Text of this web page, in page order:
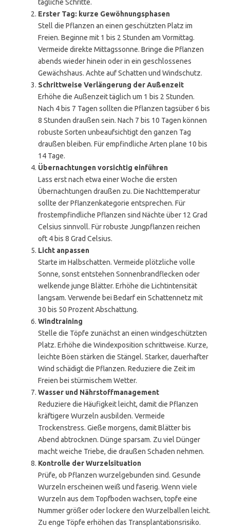
tägliche Schritte.
Erster Tag: kurze Gewöhnungsphasen
Stell die Pflanzen an einen geschützten Platz im
Freien. Beginne mit 1 bis 2 Stunden am Vormittag.
Vermeide direkte Mittagssonne. Bringe die Pflanzen
abends wieder hinein oder in ein geschlossenes
Gewächshaus. Achte auf Schatten und Windschutz.
Schrittweise Verlängerung der Außenzeit
Erhöhe die Außenzeit täglich um 1 bis 2 Stunden.
Nach 4 bis 7 Tagen sollten die Pflanzen tagsüber 6 bis
8 Stunden draußen sein. Nach 7 bis 10 Tagen können
robuste Sorten unbeaufsichtigt den ganzen Tag
draußen bleiben. Für empfindliche Arten plane 10 bis
14 Tage.
Übernachtungen vorsichtig einführen
Lass erst nach etwa einer Woche die ersten
Übernachtungen draußen zu. Die Nachttemperatur
sollte der Pflanzenkategorie entsprechen. Für
frostempfindliche Pflanzen sind Nächte über 12 Grad
Celsius sinnvoll. Für robuste Jungpflanzen reichen
oft 4 bis 8 Grad Celsius.
Licht anpassen
Starte im Halbschatten. Vermeide plötzliche volle
Sonne, sonst entstehen Sonnenbrandflecken oder
welkende junge Blätter. Erhöhe die Lichtintensität
langsam. Verwende bei Bedarf ein Schattennetz mit
30 bis 50 Prozent Abschattung.
Windtraining
Stelle die Töpfe zunächst an einen windgeschützten
Platz. Erhöhe die Windexposition schrittweise. Kurze,
leichte Böen stärken die Stängel. Starker, dauerhafter
Wind schädigt die Pflanzen. Reduziere die Zeit im
Freien bei stürmischem Wetter.
Wasser und Nährstoffmanagement
Reduziere die Häufigkeit leicht, damit die Pflanzen
kräftigere Wurzeln ausbilden. Vermeide
Trockenstress. Gieße morgens, damit Blätter bis
Abend abtrocknen. Dünge sparsam. Zu viel Dünger
macht weiche Triebe, die draußen Schaden nehmen.
Kontrolle der Wurzelsituation
Prüfe, ob Pflanzen wurzelgebunden sind. Gesunde
Wurzeln erscheinen weiß und faserig. Wenn viele
Wurzeln aus dem Topfboden wachsen, topfe eine
Nummer größer oder lockere den Wurzelballen leicht.
Zu enge Töpfe erhöhen das Transplantationsrisiko.